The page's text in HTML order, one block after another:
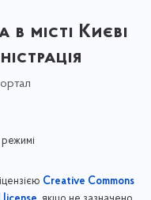
місті Києві
Creative Commons